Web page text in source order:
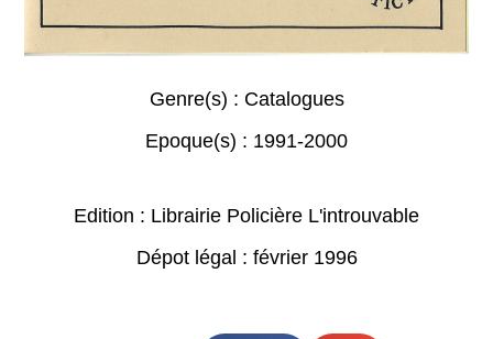
Genre(s) : Catalogues
Epoque(s) : 1991-2000
Edition : Librairie Policière L'introuvable
Dépot légal : février 1996